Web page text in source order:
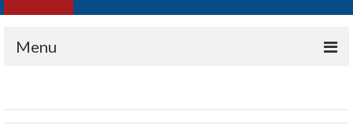
Legislação
Menu